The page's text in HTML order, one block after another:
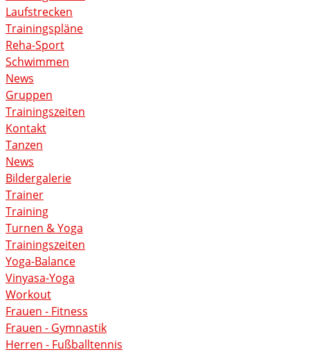
Laufstrecken
Trainingspläne
Reha-Sport
Schwimmen
News
Gruppen
Trainingszeiten
Kontakt
Tanzen
News
Bildergalerie
Trainer
Training
Turnen & Yoga
Trainingszeiten
Yoga-Balance
Vinyasa-Yoga
Workout
Frauen - Fitness
Frauen - Gymnastik
Herren - Fußballtennis